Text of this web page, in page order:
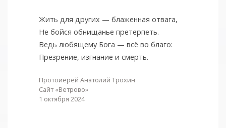
Жить для других — блаженная отвага,
Не бойся обнищанье претерпеть.
Ведь любящему Бога — всё во благо:
Презрение, изгнание и смерть.
Протоиерей Анатолий Трохин
Сайт «Ветрово»
1 октября 2024